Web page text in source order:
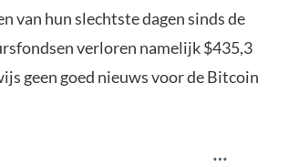
van hun slechtste dagen sinds de
verloren namelijk $435,3
geen goed nieuws voor de Bitcoin